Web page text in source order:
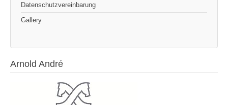
Datenschutzvereinbarung
Gallery
Arnold André